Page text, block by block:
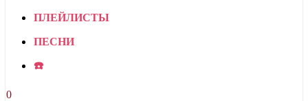
ПЛЕЙЛИСТЫ
ПЕСНИ
☎️
0